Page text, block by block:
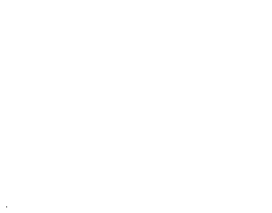
.